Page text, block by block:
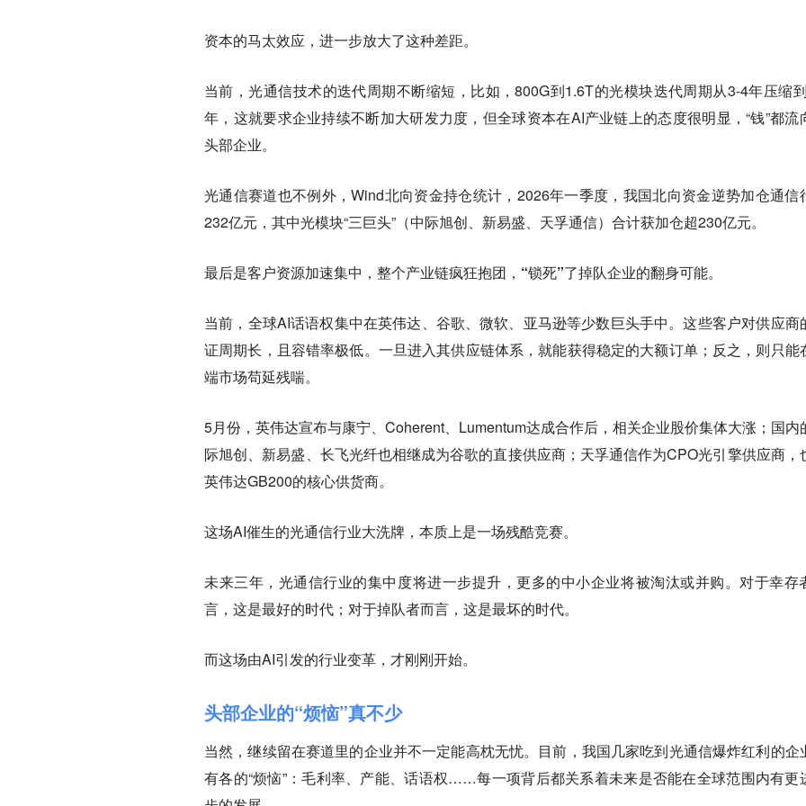
资本的马太效应，进一步放大了这种差距。
当前，光通信技术的迭代周期不断缩短，比如，800G到1.6T的光模块迭代周期从3-4年压缩
年，这就要求企业持续不断加大研发力度，但全球资本在AI产业链上的态度很明显，“钱”都流
头部企业。
光通信赛道也不例外，Wind北向资金持仓统计，2026年一季度，我国北向资金逆势加仓通信
232亿元，其中光模块“三巨头”（中际旭创、新易盛、天孚通信）合计获加仓超230亿元。
最后是客户资源加速集中，整个产业链疯狂抱团，“锁死”了掉队企业的翻身可能。
当前，全球AI话语权集中在英伟达、谷歌、微软、亚马逊等少数巨头手中。这些客户对供应商
证周期长，且容错率极低。一旦进入其供应链体系，就能获得稳定的大额订单；反之，则只能
端市场苟延残喘。
5月份，英伟达宣布与康宁、Coherent、Lumentum达成合作后，相关企业股价集体大涨；国内
际旭创、新易盛、长飞光纤也相继成为谷歌的直接供应商；天孚通信作为CPO光引擎供应商，
英伟达GB200的核心供货商。
这场AI催生的光通信行业大洗牌，本质上是一场残酷竞赛。
未来三年，光通信行业的集中度将进一步提升，更多的中小企业将被淘汰或并购。对于幸存
言，这是最好的时代；对于掉队者而言，这是最坏的时代。
而这场由AI引发的行业变革，才刚刚开始。
头部企业的“烦恼”真不少
当然，继续留在赛道里的企业并不一定能高枕无忧。目前，我国几家吃到光通信爆炸红利的企
有各的“烦恼”：毛利率、产能、话语权……每一项背后都关系着未来是否能在全球范围内有更